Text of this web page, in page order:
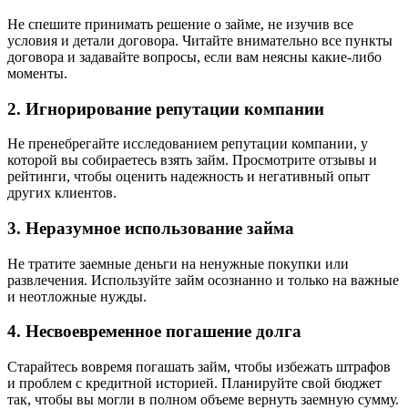
Не спешите принимать решение о займе, не изучив все
условия и детали договора. Читайте внимательно все пункты
договора и задавайте вопросы, если вам неясны какие-либо
моменты.
2. Игнорирование репутации компании
Не пренебрегайте исследованием репутации компании, у
которой вы собираетесь взять займ. Просмотрите отзывы и
рейтинги, чтобы оценить надежность и негативный опыт
других клиентов.
3. Неразумное использование займа
Не тратите заемные деньги на ненужные покупки или
развлечения. Используйте займ осознанно и только на важные
и неотложные нужды.
4. Несвоевременное погашение долга
Старайтесь вовремя погашать займ, чтобы избежать штрафов
и проблем с кредитной историей. Планируйте свой бюджет
так, чтобы вы могли в полном объеме вернуть заемную сумму.